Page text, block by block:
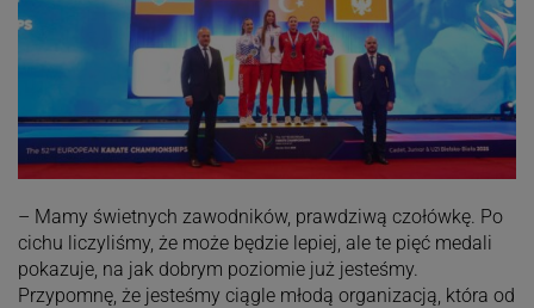
– Mamy świetnych zawodników, prawdziwą czołówkę. Po
cichu liczyliśmy, że może będzie lepiej, ale te pięć medali
pokazuje, na jak dobrym poziomie już jesteśmy.
Przypomnę, że jesteśmy ciągle młodą organizacją, która od